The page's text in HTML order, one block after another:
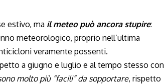
estivo, ma il meteo può ancora stupire:
meteorologico, proprio nell’ultima
veramente possenti.
a giugno e luglio e al tempo stesso con
molto più “facili” da sopportare, rispetto